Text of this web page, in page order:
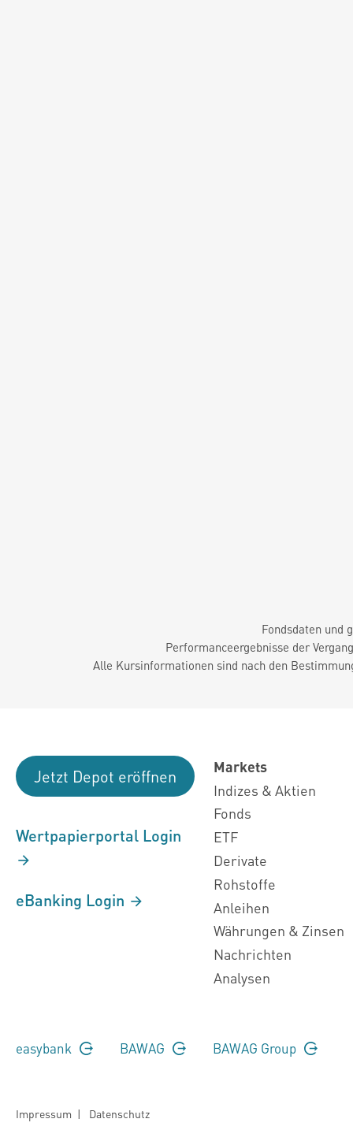
Fondsdaten und
Performanceergebnisse der
Alle Kursinformationen sind nach den
Jetzt Depot eröffnen
Wertpapierportal Login
eBanking Login
Markets
Indizes & Aktien
Fonds
ETF
Derivate
Rohstoffe
Anleihen
Währungen & Zinsen
Nachrichten
Analysen
easybank BAWAG BAWAG Group
Impressum | Datenschutz